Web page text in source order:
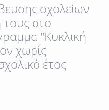
σχολείων
τους στο
"Κυκλική
χωρίς
έτος